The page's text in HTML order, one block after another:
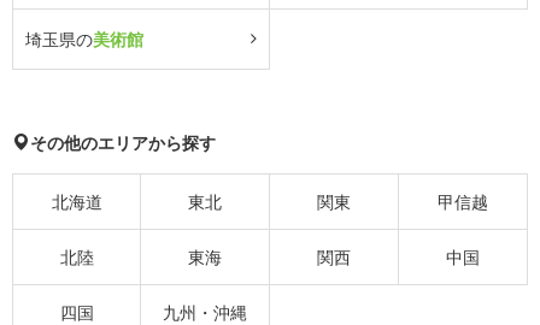
埼玉県の美術館
その他のエリアから探す
北海道 東北 関東 甲信越
北陸 東海 関西 中国
四国 九州・沖縄